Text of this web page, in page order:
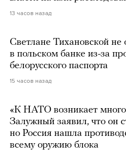
13 часов назад
Светлане Тихановской не
в польском банке из-за
белорусского паспорта
15 часов назад
«К НАТО возникает много
Залужный заявил, что он
но Россия нашла
всему оружию блока